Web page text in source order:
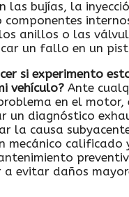
las bujías, la
componentes
anillos o las
un fallo en un
si experimento
vehículo? Ante
en el motor,
un diagnóstico
la causa
mecánico calificado
a evitar daños